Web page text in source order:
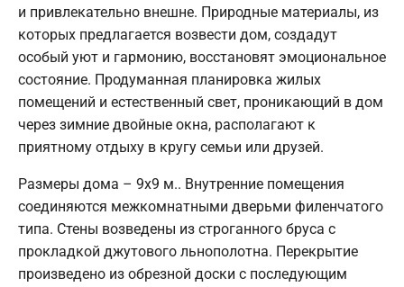
и привлекательно внешне. Природные материалы, из
которых предлагается возвести дом, создадут
особый уют и гармонию, восстановят эмоциональное
состояние. Продуманная планировка жилых
помещений и естественный свет, проникающий в дом
через зимние двойные окна, располагают к
приятному отдыху в кругу семьи или друзей.
Размеры дома – 9х9 м.. Внутренние помещения
соединяются межкомнатными дверьми филенчатого
типа. Стены возведены из строганного бруса с
прокладкой джутового льнополотна. Перекрытие
произведено из обрезной доски с последующим